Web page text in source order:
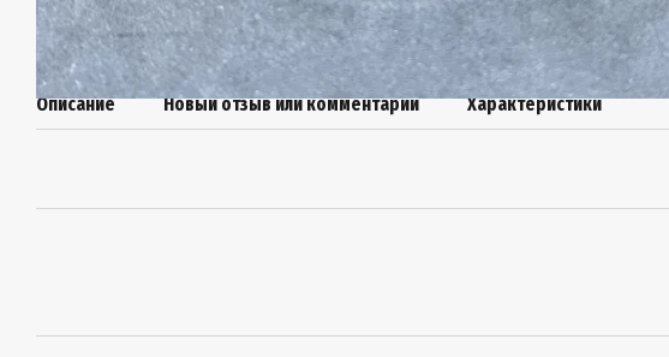
Описание Новый отзыв или комментарий Характеристики